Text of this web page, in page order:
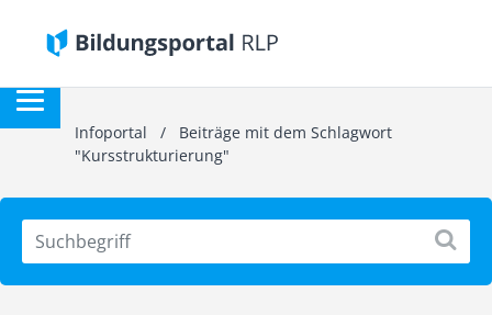
Infoportal / Beiträge mit dem Schlagwort
"Kursstrukturierung"